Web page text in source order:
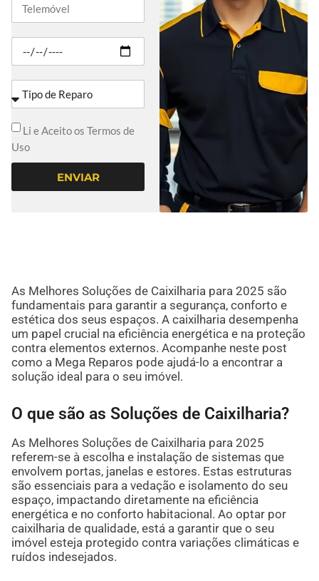
Li e Aceito os Termos de
Uso
ENVIAR
As Melhores Soluções de Caixilharia para 2025 são
fundamentais para garantir a segurança, conforto e
estética dos seus espaços. A caixilharia desempenha
um papel crucial na eficiência energética e na proteção
contra elementos externos. Acompanhe neste post
como a Mega Reparos pode ajudá-lo a encontrar a
solução ideal para o seu imóvel.
O que são as Soluções de Caixilharia?
As Melhores Soluções de Caixilharia para 2025
referem-se à escolha e instalação de sistemas que
envolvem portas, janelas e estores. Estas estruturas
são essenciais para a vedação e isolamento do seu
espaço, impactando diretamente na eficiência
energética e no conforto habitacional. Ao optar por
caixilharia de qualidade, está a garantir que o seu
imóvel esteja protegido contra variações climáticas e
ruídos indesejados.